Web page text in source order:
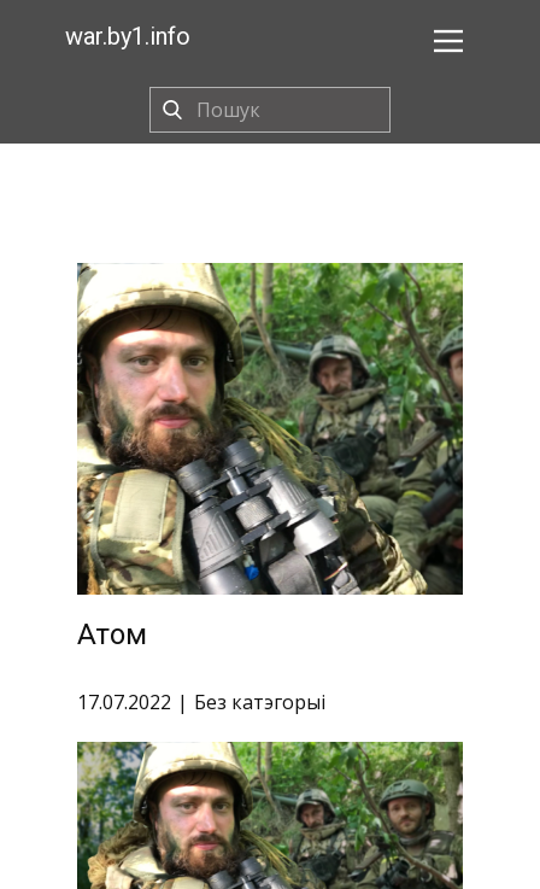
BY1
Галоўная
war.by1.info
Атом
17.07.2022 Без катэгорыі